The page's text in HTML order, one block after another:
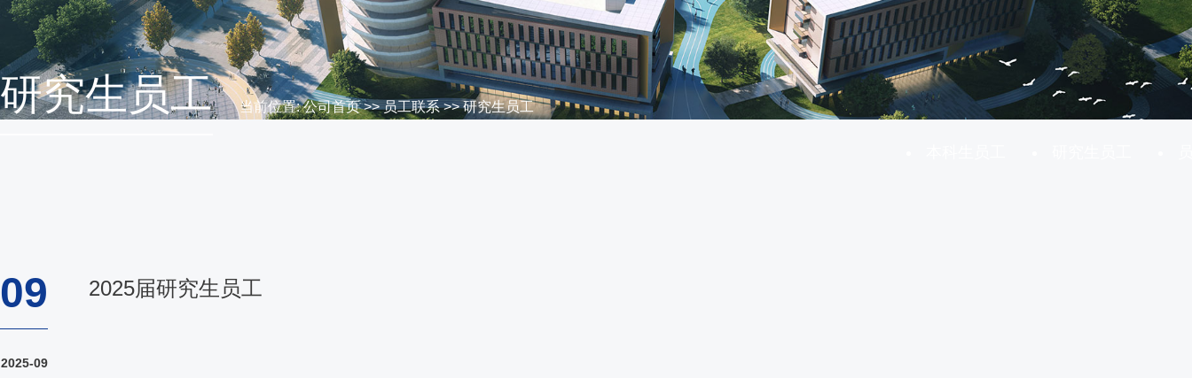
研究生员工 当前位置:公司首页>>员工联系>>研究生员工
09
2025-09
2025届研究生员工